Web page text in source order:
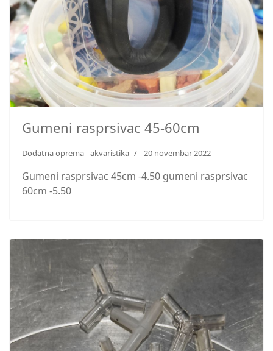
Gumeni rasprsivac 45-60cm
Dodatna oprema - akvaristika 20 novembar 2022
Gumeni rasprsivac 45cm -4.50 gumeni rasprsivac
60cm -5.50